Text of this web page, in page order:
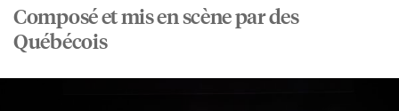
Composé et mis en scène par des
Québécois